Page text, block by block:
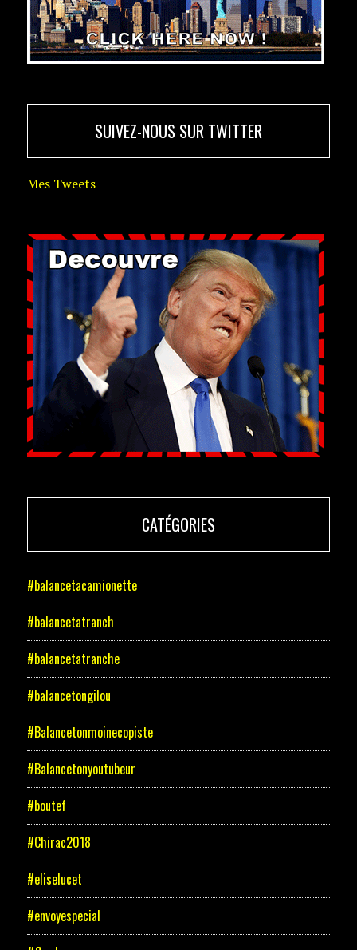
SUIVEZ-NOUS SUR TWITTER
Mes Tweets
CATÉGORIES
#balancetacamionette
#balancetatranch
#balancetatranche
#balancetongilou
#Balancetonmoinecopiste
#Balancetonyoutubeur
#boutef
#Chirac2018
#eliselucet
#envoyespecial